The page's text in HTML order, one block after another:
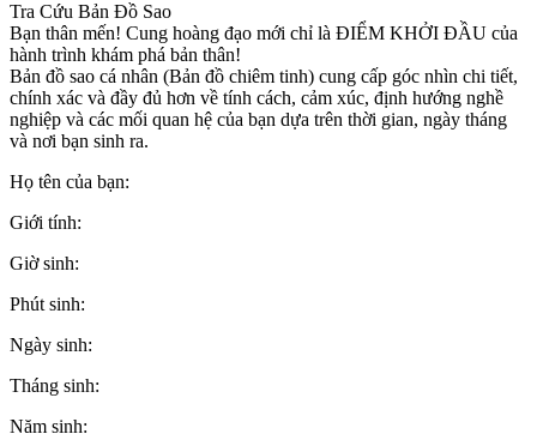
Tra Cứu Bản Đồ Sao
Bạn thân mến! Cung hoàng đạo mới chỉ là ĐIỂM KHỞI ĐẦU của
hành trình khám phá bản thân!
Bản đồ sao cá nhân (Bản đồ chiêm tinh) cung cấp góc nhìn chi tiết,
chính xác và đầy đủ hơn về tính cách, cảm xúc, định hướng nghề
nghiệp và các mối quan hệ của bạn dựa trên thời gian, ngày tháng
và nơi bạn sinh ra.
Họ tên của bạn:
Giới tính:
Giờ sinh:
Phút sinh:
Ngày sinh:
Tháng sinh:
Năm sinh: